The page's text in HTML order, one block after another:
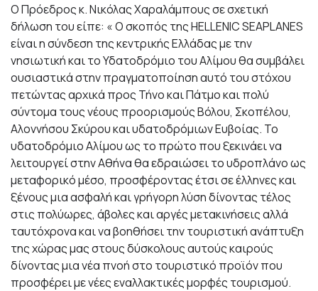
Ο Πρόεδρος κ. Νικόλας Χαραλάμπους σε σχετική
δήλωση του είπε: « Ο σκοπός της HELLENIC SEAPLANES
είναι η σύνδεση της κεντρικής Ελλάδας με την
νησιωτική και το Υδατοδρόμιο του Αλίμου θα συμβάλει
ουσιαστικά στην πραγματοποίηση αυτό του στόχου
πετώντας αρχικά προς Τήνο και Πάτμο και πολύ
σύντομα τους νέους προορισμούς Βόλου, Σκοπέλου,
Αλοννήσου Σκύρου και υδατοδρόμιων Ευβοίας. Το
υδατοδρόμιο Αλίμου ως το πρώτο που ξεκινάει να
λειτουργεί στην Αθήνα θα εδραιώσει το υδροπλάνο ως
μεταφορικό μέσο, προσφέροντας έτσι σε έλληνες και
ξένους μια ασφαλή και γρήγορη λύση δίνοντας τέλος
στις πολύωρες, άβολες και αργές μετακινήσεις αλλά
ταυτόχρονα και να βοηθήσει την τουριστική ανάπτυξη
της χώρας μας στους δύσκολους αυτούς καιρούς
δίνοντας μια νέα πνοή στο τουριστικό προϊόν που
προσφέρει με νέες εναλλακτικές μορφές τουρισμού.